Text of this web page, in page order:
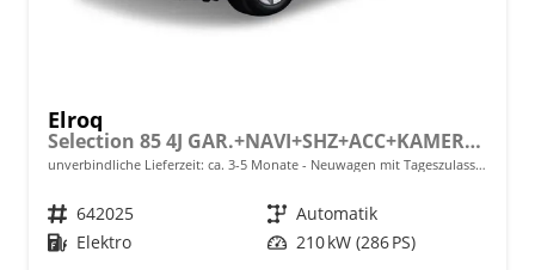
Elroq
Selection 85 4J GAR.+NAVI+SHZ+ACC+KAMERA+19" ALU+SMARTLINK+KLIMA+LED
unverbindliche Lieferzeit: ca. 3-5 Monate Neuwagen mit Tageszulassung
Fahrzeugnr. 642025 Getriebe Automatik
Kraftstoff Elektro Leistung 210 kW (286 PS)